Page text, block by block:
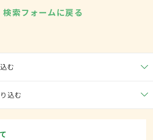
検索フォームに戻る
む
込む